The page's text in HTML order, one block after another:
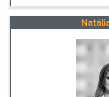
da BM&F Bovespa, e na
TREVISAN em cursos
Compliance.